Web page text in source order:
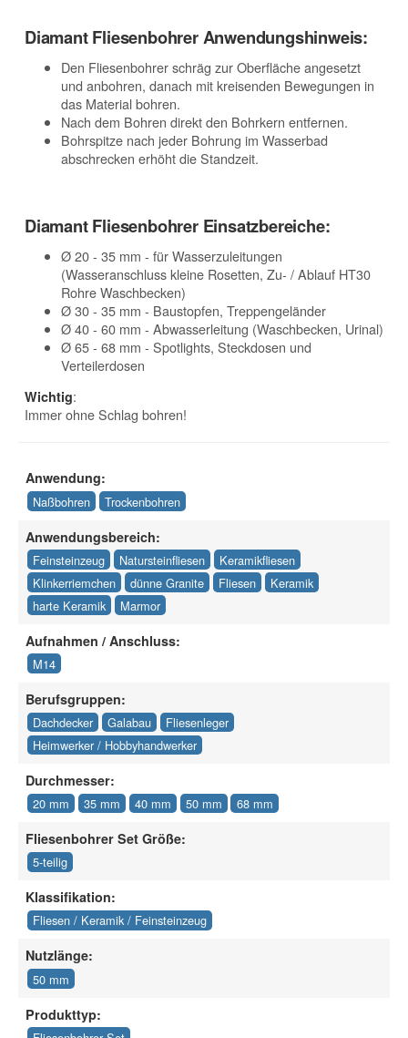
Diamant Fliesenbohrer Anwendungshinweis:
Den Fliesenbohrer schräg zur Oberfläche angesetzt
und anbohren, danach mit kreisenden Bewegungen in
das Material bohren.
Nach dem Bohren direkt den Bohrkern entfernen.
Bohrspitze nach jeder Bohrung im Wasserbad
abschrecken erhöht die Standzeit.
Diamant Fliesenbohrer Einsatzbereiche:
Ø 20 - 35 mm - für Wasserzuleitungen
(Wasseranschluss kleine Rosetten, Zu- / Ablauf HT30
Rohre Waschbecken)
Ø 30 - 35 mm - Baustopfen, Treppengeländer
Ø 40 - 60 mm - Abwasserleitung (Waschbecken, Urinal)
Ø 65 - 68 mm - Spotlights, Steckdosen und
Verteilerdosen
Wichtig:
Immer ohne Schlag bohren!
Anwendung:
Naßbohren Trockenbohren
Anwendungsbereich:
Feinsteinzeug Natursteinfliesen
Keramikfliesen
Klinkerriemchen
dünne Granite Fliesen
Keramik
harte Keramik
Marmor
Aufnahmen / Anschluss:
M14
Berufsgruppen:
Dachdecker Galabau
Fliesenleger
Heimwerker / Hobbyhandwerker
Durchmesser:
20 mm 35 mm 40 mm 50 mm 68 mm
Fliesenbohrer Set Größe:
5-teilig
Klassifikation:
Fliesen / Keramik / Feinsteinzeug
Nutzlänge:
50 mm
Produkttyp: